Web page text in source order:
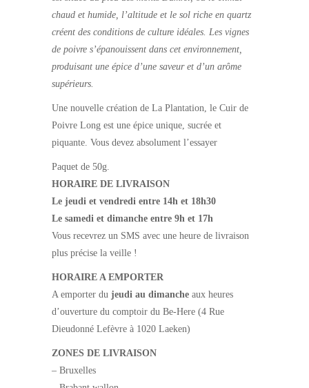
chaud et humide, l’altitude et le sol riche en quartz
créent des conditions de culture idéales. Les vignes
de poivre s’épanouissent dans cet environnement,
produisant une épice d’une saveur et d’un arôme
supérieurs.
Une nouvelle création de La Plantation, le Cuir de
Poivre Long est une épice unique, sucrée et
piquante. Vous devez absolument l’essayer
Paquet de 50g.
HORAIRE DE LIVRAISON
Le jeudi et vendredi entre 14h et 18h30
Le samedi et dimanche entre 9h et 17h
Vous recevrez un SMS avec une heure de livraison
plus précise la veille !
HORAIRE A EMPORTER
A emporter du jeudi au dimanche aux heures
d’ouverture du comptoir du Be-Here (4 Rue
Dieudonné Lefèvre à 1020 Laeken)
ZONES DE LIVRAISON
– Bruxelles